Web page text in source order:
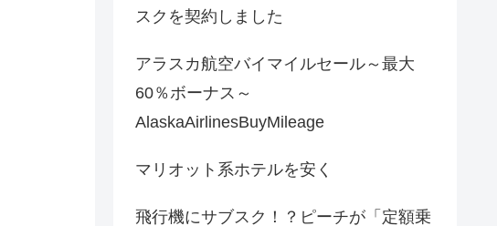
スクを契約しました
アラスカ航空バイマイルセール～最大
60％ボーナス～
AlaskaAirlinesBuyMileage
マリオット系ホテルを安く
飛行機にサブスク！？ピーチが「定額乗